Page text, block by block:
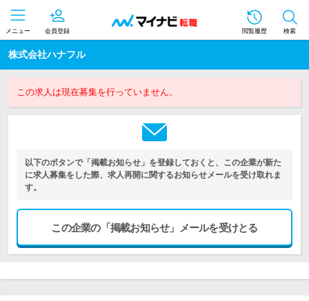
メニュー 会員登録 閲覧履歴 検索
株式会社ハナフル
この求人は現在募集を行っていません。
以下のボタンで「掲載お知らせ」を登録しておくと、この企業が新た
に求人募集をした際、求人再開に関するお知らせメールを受け取れま
す。
この企業の「掲載お知らせ」メールを受けとる